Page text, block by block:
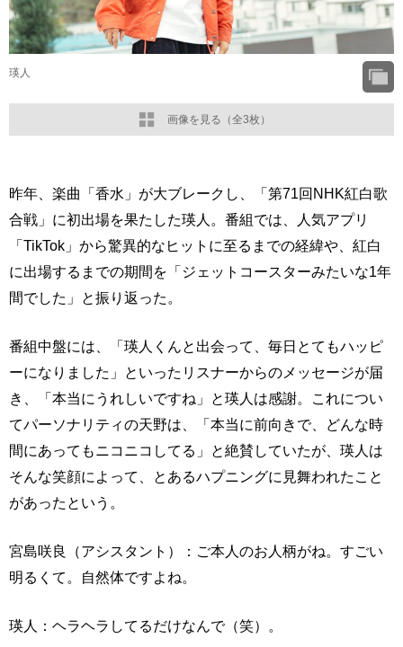
画像を見る（全3枚）
瑛人
昨年、楽曲「香水」が大ブレークし、「第71回NHK紅白歌
合戦」に初出場を果たした瑛人。番組では、人気アプリ
「TikTok」から驚異的なヒットに至るまでの経緯や、紅白
に出場するまでの期間を「ジェットコースターみたいな1年
間でした」と振り返った。
番組中盤には、「瑛人くんと出会って、毎日とてもハッピ
ーになりました」といったリスナーからのメッセージが届
き、「本当にうれしいですね」と瑛人は感謝。これについ
てパーソナリティの天野は、「本当に前向きで、どんな時
間にあってもニコニコしてる」と絶賛していたが、瑛人は
そんな笑顔によって、とあるハプニングに見舞われたこと
があったという。
宮島咲良（アシスタント）：ご本人のお人柄がね。すごい
明るくて。自然体ですよね。
瑛人：ヘラヘラしてるだけなんで（笑）。